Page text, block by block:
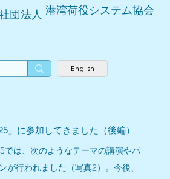
港湾荷役システム協会
団法人
English
」に参加してきました（後編）
では、次のようなテーマの講演やパ
が行われました（写真2）。今後、